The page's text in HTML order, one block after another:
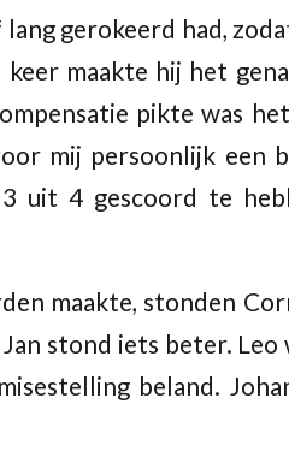
gerokeerd had,
maakte hij het
pikte was
mij persoonlijk een
uit 4 gescoord te
maakte, stonden
stond iets beter. Leo
beland.